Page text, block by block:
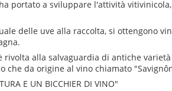
portato a sviluppare l'attività
delle uve alla raccolta, si ottengono
rivolta alla salvaguardia di antiche
che da origine al vino chiamato
E UN BICCHIER DI VINO"